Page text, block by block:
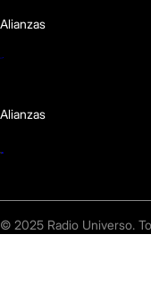
Alianzas
Alianzas
© 2025 Radio Universo.